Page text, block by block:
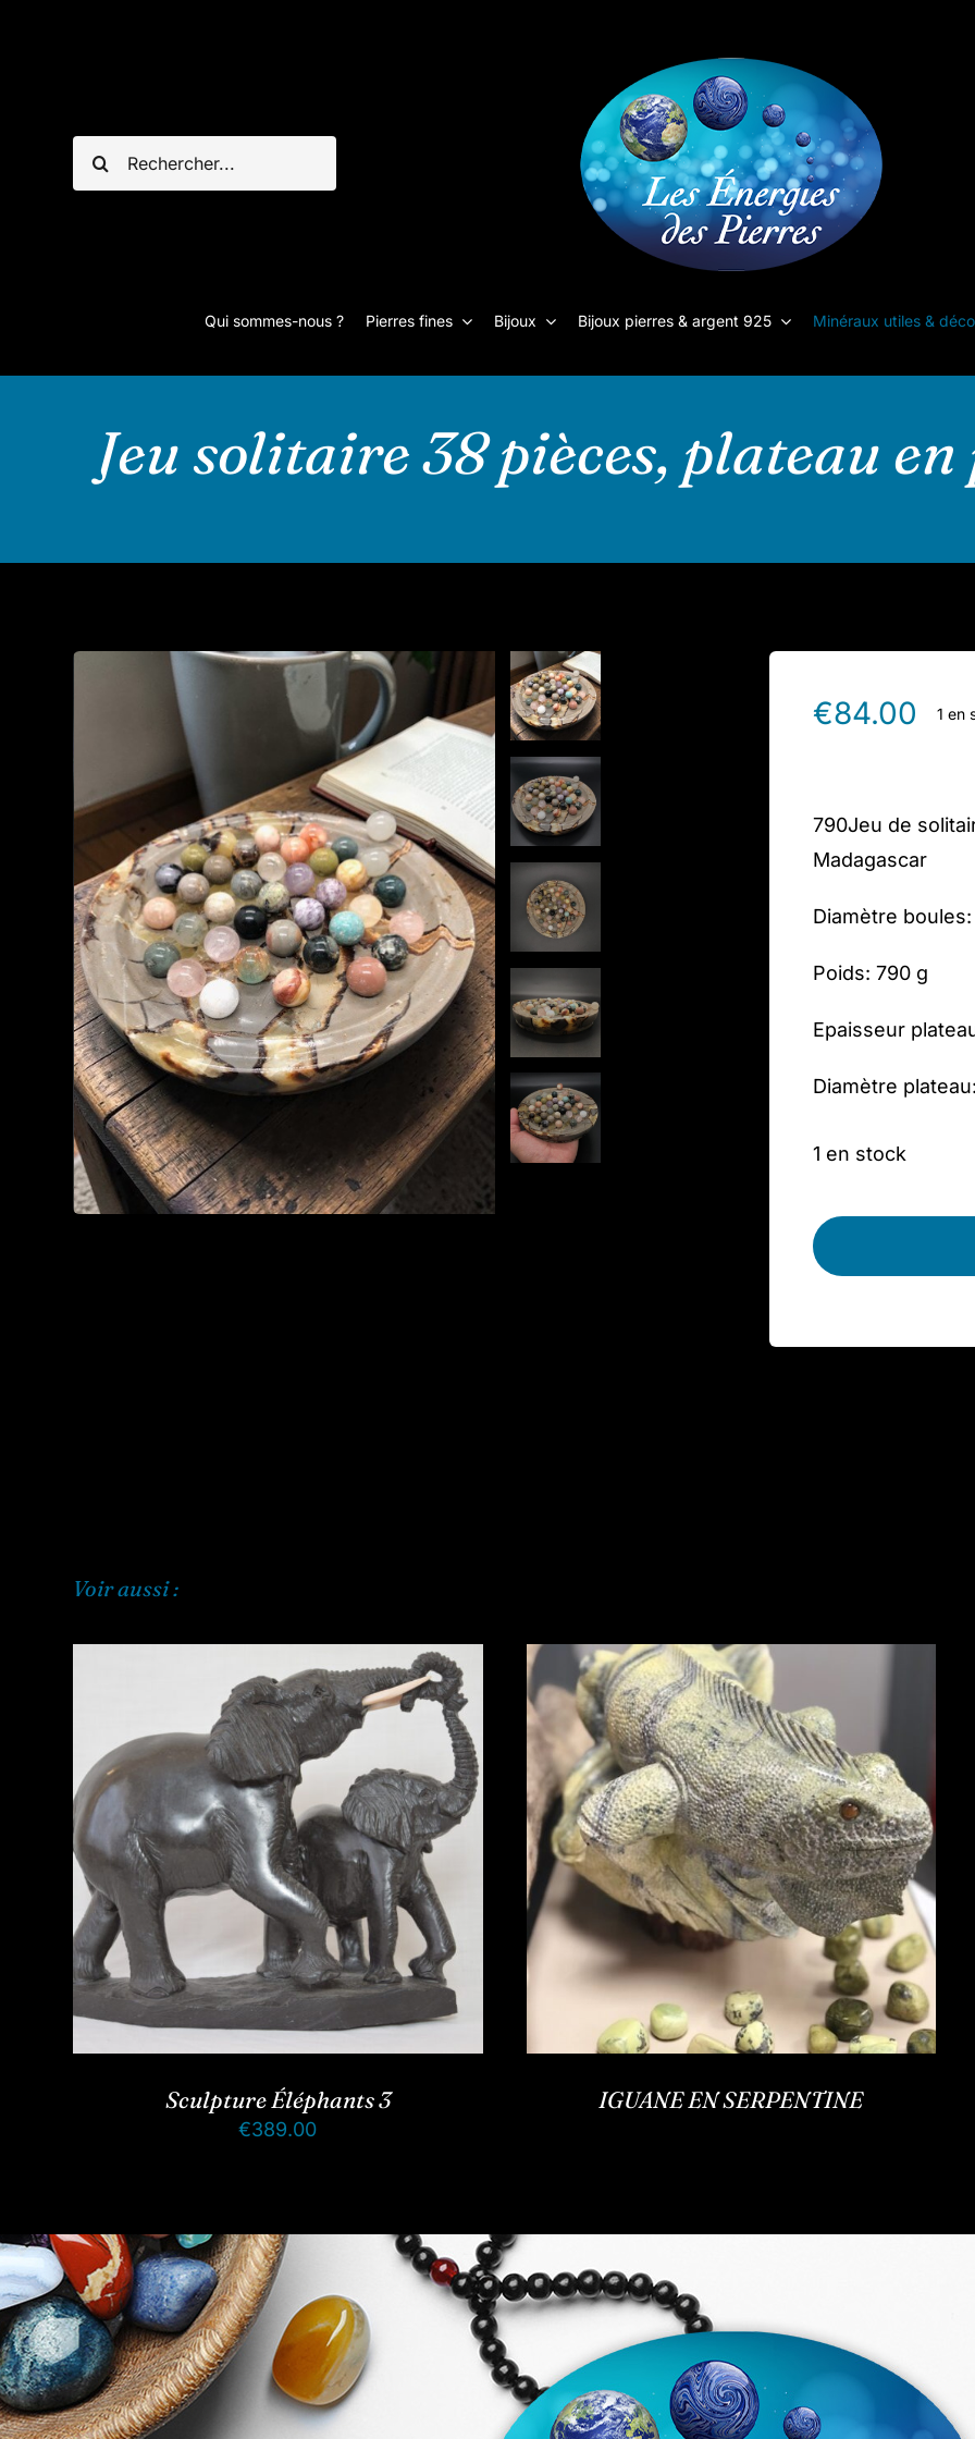
Rechercher:
Qui sommes-nous ? Pierres fines Bijoux Bijoux pierres & argent 925 Minéraux utiles &
Jeu solitaire 38 pièces, plateau
€84.00 1 en
790Jeu de
Madagascar
Diamètre
Poids: 790 g
Epaisseur
Diamètre
1 en stock
Voir aussi :
Sculpture Éléphants 3
€389.00
IGUANE EN SERPENTINE